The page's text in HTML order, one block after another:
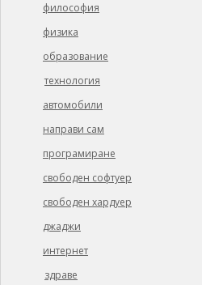
философия
физика
образование
технология
автомобили
направи сам
програмиране
свободен софтуер
свободен хардуер
джаджи
интернет
здраве